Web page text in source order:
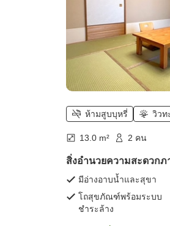
ห้ามสูบบุหรี่ วิวท
13.0 m² 2 คน
สิ่งอำนวยความสะดวกภ
มีอ่างอาบน้ำและสุขา
โถสุขภัณฑ์พร้อมระบบ
ชำระล้าง